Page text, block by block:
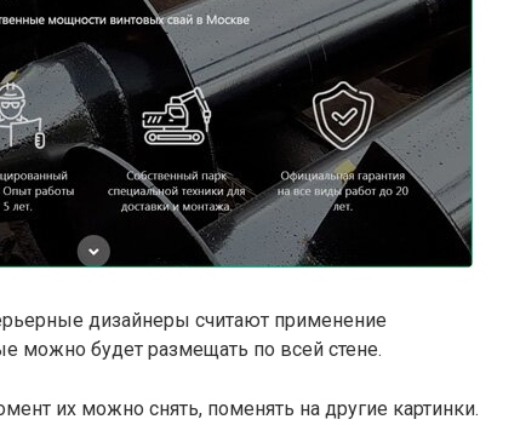
дизайнеры считают применение
можно будет размещать по всей стене.
их можно снять, поменять на другие картинки.